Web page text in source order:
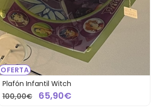
OFERTA
Plafón Infantil Witch
100,00€
65,90€